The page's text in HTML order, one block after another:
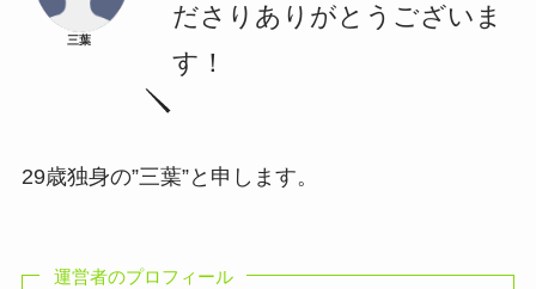
三葉
ださりありがとうございま
す！
29歳独身の”三葉”と申します。
運営者のプロフィール